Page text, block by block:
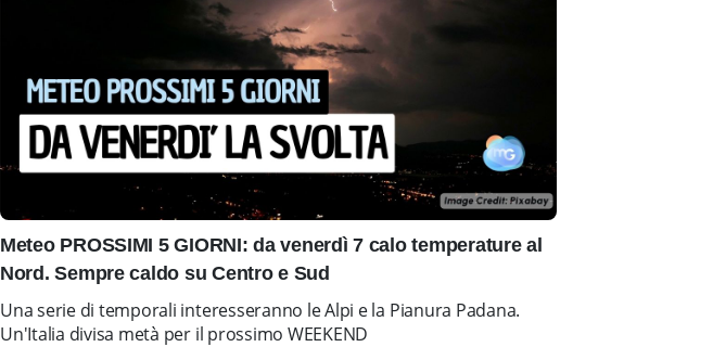
Meteo PROSSIMI 5 GIORNI: da venerdì 7 calo temperature al
Nord. Sempre caldo su Centro e Sud
Una serie di temporali interesseranno le Alpi e la Pianura Padana.
Un'Italia divisa metà per il prossimo WEEKEND